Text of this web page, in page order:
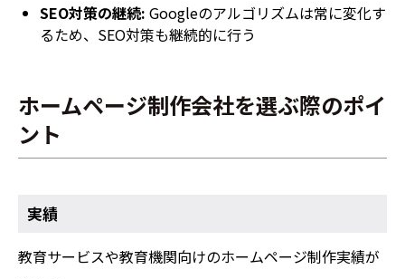
SEO対策の継続: Googleのアルゴリズムは常に変化す
るため、SEO対策も継続的に行う
ホームページ制作会社を選ぶ際のポイ
ント
実績
教育サービスや教育機関向けのホームページ制作実績が